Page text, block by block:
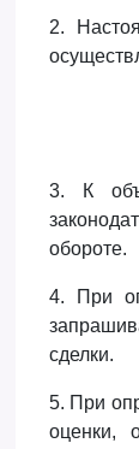
2.
3. К
обороте.
4. При
сделки.
5. При
оценки,